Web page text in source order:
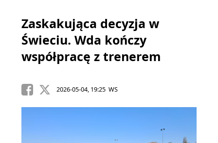
Zaskakująca decyzja w
Świeciu. Wda kończy
współpracę z trenerem
2026-05-04, 19:25 WS